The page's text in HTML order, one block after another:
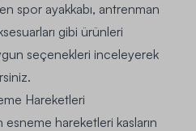
spor ayakkabı, antrenman
gibi ürünleri
seçenekleri inceleyerek
Hareketleri
hareketleri kasların